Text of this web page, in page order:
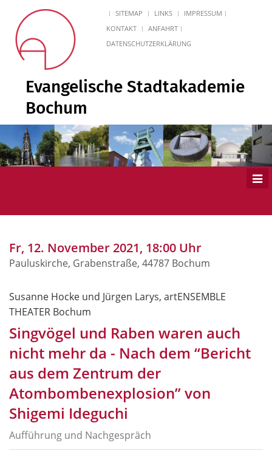
SITEMAP LINKS
IMPRESSUM
KONTAKT
ANFAHRT
DATENSCHUTZERKLÄRUNG
Evangelische Stadtakademie
Bochum
Fr, 12. November 2021, 18:00 Uhr
Pauluskirche, Grabenstraße, 44787 Bochum
Susanne Hocke und Jürgen Larys, artENSEMBLE
THEATER Bochum
Singvögel und Raben waren auch
nicht mehr da - Nach dem “Bericht
aus dem Zentrum der
Atombombenexplosion” von
Shigemi Ideguchi
Aufführung und Nachgespräch